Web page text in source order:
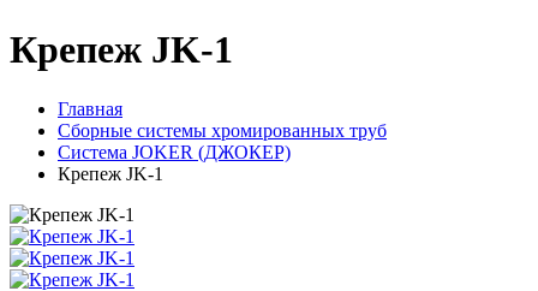
Крепеж JK-1
Главная
Сборные системы хромированных труб
Система JOKER (ДЖОКЕР)
Крепеж JK-1